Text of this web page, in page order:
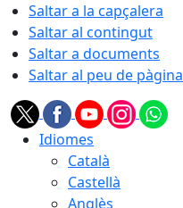
Saltar a la capçalera
Saltar al contingut
Saltar a documents
Saltar al peu de pàgina
Idiomes
Català
Castellà
Anglès